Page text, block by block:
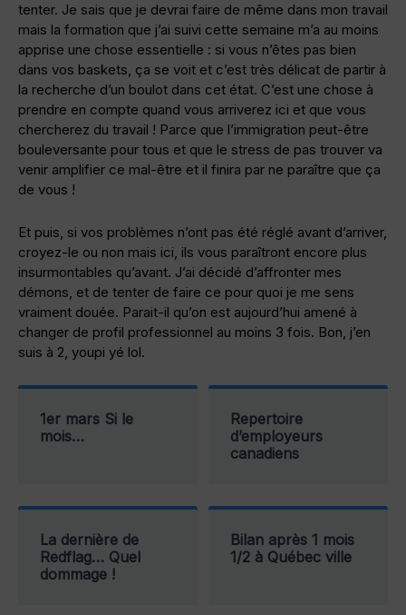
tenter. Je sais que je devrai faire de même dans mon travail
mais la formation que j’ai suivi cette semaine m’a au moins
apprise une chose essentielle : si vous n’êtes pas bien
dans vos baskets, ça se voit et c’est très délicat de partir à
la recherche d’un boulot dans cet état. C’est une chose à
prendre en compte quand vous arriverez ici et que vous
chercherez du travail ! Parce que l’immigration peut-être
bouleversante pour tous et que le stress de pas trouver va
venir amplifier ce mal-être et il finira par ne paraître que ça
de vous !
Et puis, si vos problèmes n’ont pas été réglé avant d’arriver,
croyez-le ou non mais ici, ils vous paraîtront encore plus
insurmontables qu’avant. J’ai décidé d’affronter mes
démons, et de tenter de faire ce pour quoi je me sens
vraiment douée. Parait-il qu’on est aujourd’hui amené à
changer de profil professionnel au moins 3 fois. Bon, j’en
suis à 2, youpi yé lol.
1er mars Si le
mois…
Repertoire
d’employeurs
canadiens
La dernière de
Redflag… Quel
dommage !
Bilan après 1 mois
1/2 à Québec ville